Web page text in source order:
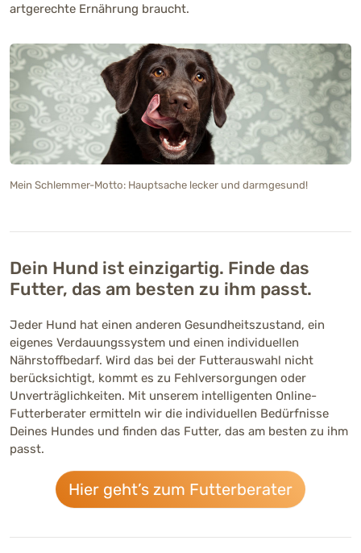
artgerechte Ernährung braucht.
Mein Schlemmer-Motto: Hauptsache lecker und darmgesund!
Dein Hund ist einzigartig. Finde das
Futter, das am besten zu ihm passt.
Jeder Hund hat einen anderen Gesundheitszustand, ein
eigenes Verdauungssystem und einen individuellen
Nährstoffbedarf. Wird das bei der Futterauswahl nicht
berücksichtigt, kommt es zu Fehlversorgungen oder
Unverträglichkeiten. Mit unserem intelligenten Online-
Futterberater ermitteln wir die individuellen Bedürfnisse
Deines Hundes und finden das Futter, das am besten zu ihm
passt.
Hier geht’s zum Futterberater